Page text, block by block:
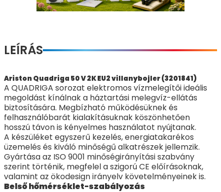
LEÍRÁS
Ariston Quadriga 50 V 2K EU2 villanybojler (3201841)
A QUADRIGA sorozat elektromos vízmelegítői ideális
megoldást kínálnak a háztartási melegvíz-ellátás
biztosítására. Megbízható működésüknek és
felhasználóbarát kialakításuknak köszönhetően
hosszú távon is kényelmes használatot nyújtanak.
A készüléket egyszerű kezelés, energiatakarékos
üzemelés és kiváló minőségű alkatrészek jellemzik.
Gyártása az ISO 9001 minőségirányítási szabvány
szerint történik, megfelel a szigorú CE előírásoknak,
valamint az ökodesign irányelv követelményeinek is.
Belső hőmérséklet-szabályozás